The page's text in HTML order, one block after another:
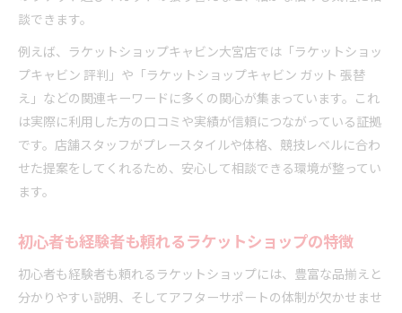
談できます。
例えば、ラケットショップキャビン大宮店では「ラケットショッ
プキャビン 評判」や「ラケットショップキャビン ガット 張替
え」などの関連キーワードに多くの関心が集まっています。これ
は実際に利用した方の口コミや実績が信頼につながっている証拠
です。店舗スタッフがプレースタイルや体格、競技レベルに合わ
せた提案をしてくれるため、安心して相談できる環境が整ってい
ます。
初心者も経験者も頼れるラケットショップの特徴
初心者も経験者も頼れるラケットショップには、豊富な品揃えと
分かりやすい説明、そしてアフターサポートの体制が欠かせませ